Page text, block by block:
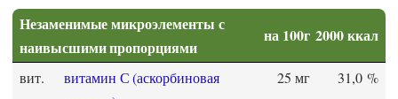
Незаменимые микроэлементы с
наивысшими пропорциями
на 100г 2000 ккал
вит.
витамин С (аскорбиновая
25 мг 31,0 %